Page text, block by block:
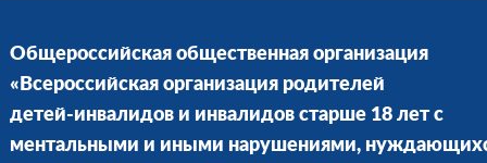
Общероссийская общественная организация
«Всероссийская организация родителей
детей-инвалидов и инвалидов старше 18 лет с
ментальными и иными нарушениями,